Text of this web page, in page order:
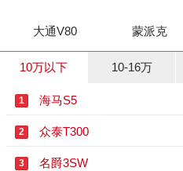
大通V80 蒙派克
10万以下 10-16万
1 海马S5
2 众泰T300
3 名爵3SW